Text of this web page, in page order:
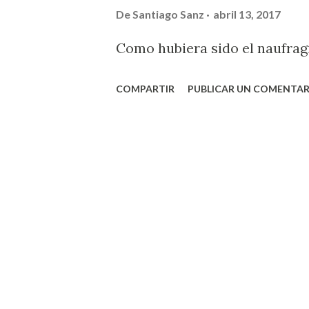
DeSantiago Sanz abril 13, 2017
Como hubiera sido el
COMPARTIR PUBLICAR UN